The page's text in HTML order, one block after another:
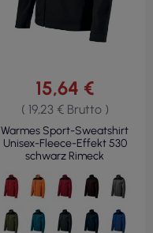
15,64 €
( 19,23 € Brutto )
Warmes Sport-Sweatshirt
Unisex-Fleece-Effekt 530
schwarz Rimeck